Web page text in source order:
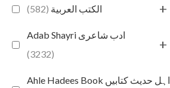
الكتب العربية (582) +
Adab Shayri ادب شاعری
(3232)
+
Ahle Hadees Book اہل حدیث کتابیں